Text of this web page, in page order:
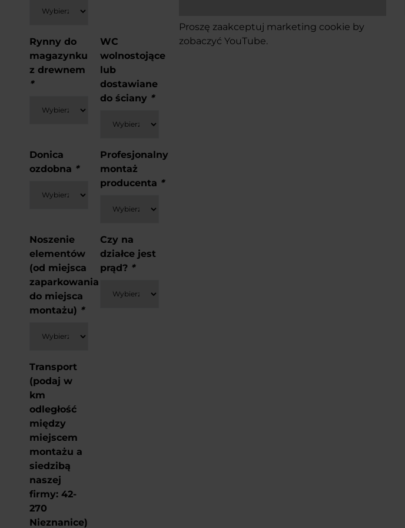
Proszę zaakceptuj marketing cookie by
zobaczyć YouTube.
Rynny do
magazynku
z drewnem
*
WC
wolnostojące
lub
dostawiane
do ściany *
Donica
ozdobna *
Profesjonalny
montaż
producenta *
Noszenie
elementów
(od miejsca
zaparkowania
do miejsca
montażu) *
Czy na
działce jest
prąd? *
Transport
(podaj w
km
odległość
między
miejscem
montażu a
siedzibą
naszej
firmy: 42-
270
Nieznanice)